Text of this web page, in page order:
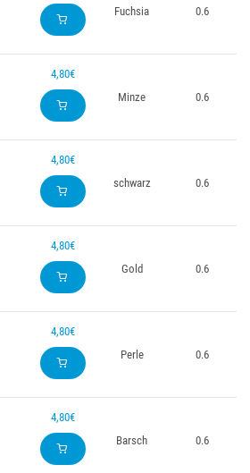
Fuchsia
0.6
4,80€
Minze
0.6
4,80€
schwarz
0.6
4,80€
Gold
0.6
4,80€
Perle
0.6
4,80€
Barsch
0.6